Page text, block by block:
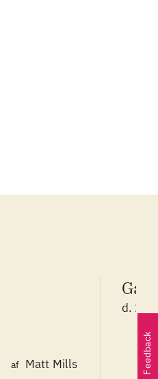
af Matt Mills
d. 25.
Feedback